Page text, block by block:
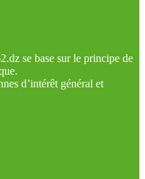
se base sur le principe de
d’intérêt général et